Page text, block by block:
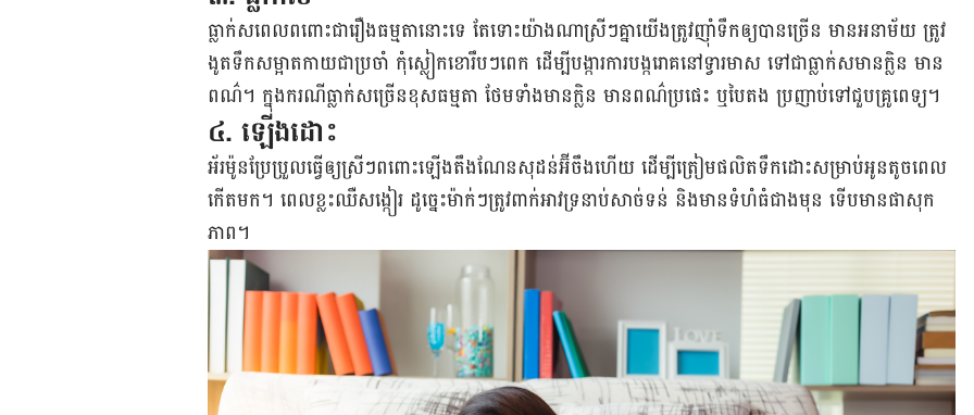
ធ្លាក់ស​ពេល​ពពោះ​ជា​រឿង​ធម្មតា​នោះ​ទេ តែ​ទោះ​យ៉ាង​ណា​ស្រីៗ​គ្នា​យើង​ត្រូ​វញ៉ាំ​ទឹក​ឲ្យ​បាន​ច្រើន មាន​អនាម័យ ត្រូវ​
ងូត​ទឹក​សម្អាត​កាយ​ជា​ប្រចាំ កុំ​ស្លៀក​ខោ​រឹបៗ​ពេក ដើម្បី​បង្ការ​ការ​បង្ក​រោគ​នៅ​ទ្វារ​មាស ទៅ​ជា​ធ្លាក់​ស​មាន​ក្លិន មាន​
ពណ៌។ ក្នុង​ករណី​ធ្លាក់​ស​ច្រើន​ខុស​ធម្មតា ថែម​ទាំង​មាន​ក្លិន មាន​ពណ៌​ប្រផេះ ឬ​បៃតង ប្រញាប់​ទៅ​ជួប​គ្រូពេទ្យ។
៤. ឡើង​ដោះ
អ័រម៉ូន​ប្រែប្រួល​ធ្វើឲ្យ​ស្រីៗ​ពពោះ​ឡើង​តឹង​ណែន​សុដន់​អ៊ីចឹង​ហើយ ដើម្បី​ត្រៀម​ផលិត​ទឹកដោះ​សម្រាប់​អូន​តូច​ពេល​
កើត​មក។ ពេល​ខ្លះ​ឈឺ​សង្កៀរ ដូច្នេះ​ម៉ាក់ៗ​ត្រូវ​ពាក់​អាវ​ទ្រនាប់​សាច់​ទន់ និង​មាន​ទំហំ​ធំ​ជាង​មុន ទើប​មាន​ផាសុក
ភាព។​